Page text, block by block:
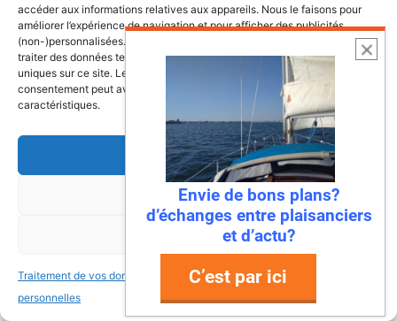
accéder aux informations relatives aux appareils. Nous le faisons pour
améliorer l’expérience de navigation et pour afficher des publicités
(non-)personnalisées. Consentir à ces technologies nous autorisera à
traiter des données telles que le comportement de navigation ou les ID
uniques sur ce site. Le fait de ne pas consentir ou de retirer son
consentement peut avoir un effet négatif sur certaines fonctonnalités et
caractéristiques.
Accepter
Refuser
Voir les préférences
Traitement de vos données
personnelles
Traitement de vos données
personnelles
Nom
E-
web
Ce site utilise Akismet pour réduire les
indésirables.En savoir plus sur la façon dont les
données de vos commentaires sont traitées
Envie de bons plans?
d’échanges entre plaisanciers
et d’actu?
C’est par ici